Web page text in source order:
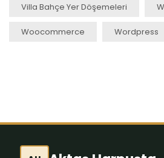
Villa Bahçe Yer Döşemeleri
Woocommerce Wordpress